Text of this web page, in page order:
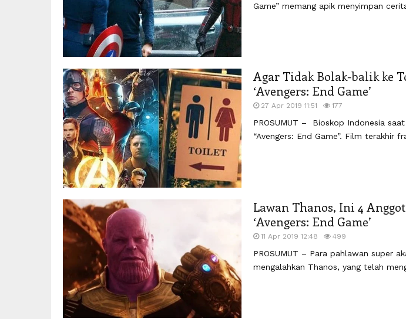
Game” memang apik menyimpan
Agar Tidak Bolak-balik ke
‘Avengers: End Game’
27 Apr 2019 11:51 177
PROSUMUT – Bioskop Indonesia
“Avengers: End Game”. Film terakhir
Lawan Thanos, Ini 4
‘Avengers: End Game’
11 Apr 2019 12:48 499
PROSUMUT – Para pahlawan super
mengalahkan Thanos, yang telah